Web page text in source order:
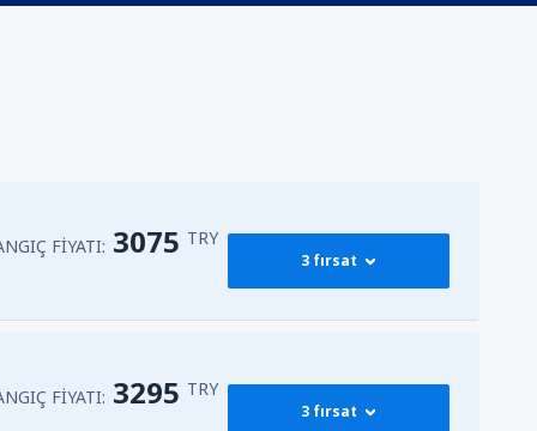
FIYATI: 3075 TRY
3 fırsat
TRY
FIYATI: 3295 TRY
3 fırsat